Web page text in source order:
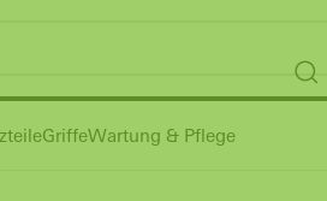
GriffeWartung & Pflege